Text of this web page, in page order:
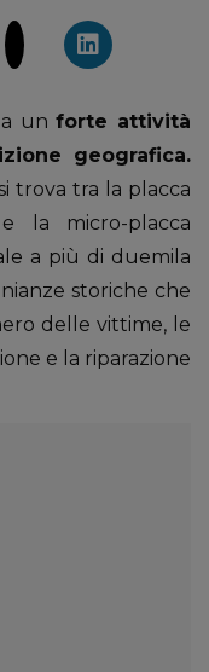
unforte attività
geografica.
trova tra la placca
la micro-placca
a più di duemila
storiche che
delle vittime, le
e la riparazione